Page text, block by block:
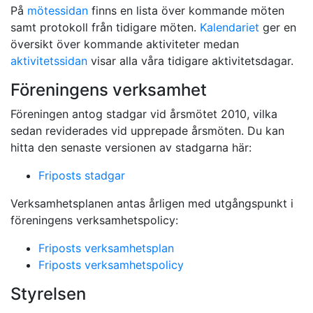
På mötessidan finns en lista över kommande möten
samt protokoll från tidigare möten. Kalendariet ger en
översikt över kommande aktiviteter medan
aktivitetssidan visar alla våra tidigare aktivitetsdagar.
Föreningens verksamhet
Föreningen antog stadgar vid årsmötet 2010, vilka
sedan reviderades vid upprepade årsmöten. Du kan
hitta den senaste versionen av stadgarna här:
Friposts stadgar
Verksamhetsplanen antas årligen med utgångspunkt i
föreningens verksamhetspolicy:
Friposts verksamhetsplan
Friposts verksamhetspolicy
Styrelsen